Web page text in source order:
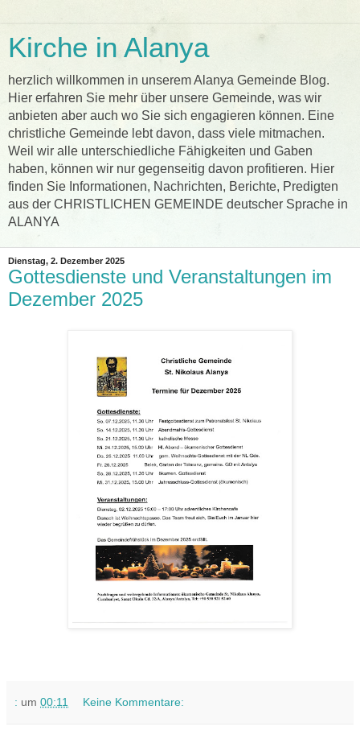
Kirche in Alanya
herzlich willkommen in unserem Alanya Gemeinde Blog.
Hier erfahren Sie mehr über unsere Gemeinde, was wir
anbieten aber auch wo Sie sich engagieren können. Eine
christliche Gemeinde lebt davon, dass viele mitmachen.
Weil wir alle unterschiedliche Fähigkeiten und Gaben
haben, können wir nur gegenseitig davon profitieren. Hier
finden Sie Informationen, Nachrichten, Berichte, Predigten
aus der CHRISTLICHEN GEMEINDE deutscher Sprache in
ALANYA
Dienstag, 2. Dezember 2025
Gottesdienste und Veranstaltungen im
Dezember 2025
: um 00:11 Keine Kommentare: